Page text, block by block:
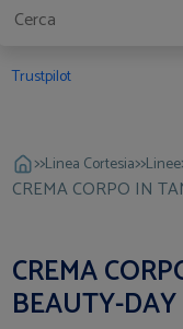
Trustpilot
>>Linea Cortesia>>Linee
CREMA CORPO IN
CREMA
BEAUTY-